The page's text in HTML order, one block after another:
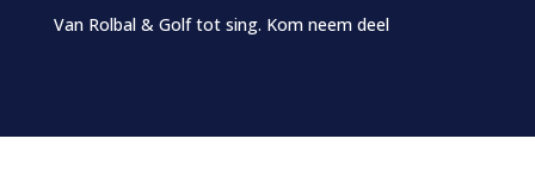
Van Rolbal & Golf tot sing. Kom neem deel